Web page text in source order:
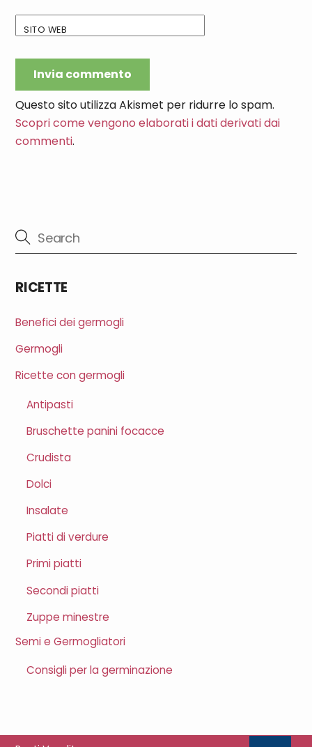
SITO WEB
Questo sito utilizza Akismet per ridurre lo spam.
Scopri come vengono elaborati i dati derivati dai
commenti.
RICETTE
Benefici dei germogli
Germogli
Ricette con germogli
Antipasti
Bruschette panini focacce
Crudista
Dolci
Insalate
Piatti di verdure
Primi piatti
Secondi piatti
Zuppe minestre
Semi e Germogliatori
Consigli per la germinazione